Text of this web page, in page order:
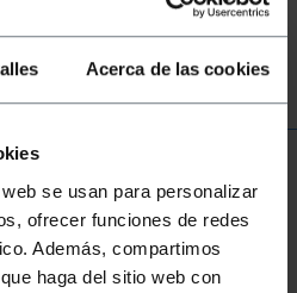
Acerca de las cookies
se usan para personalizar
ofrecer funciones de redes
Además, compartimos
haga del sitio web con